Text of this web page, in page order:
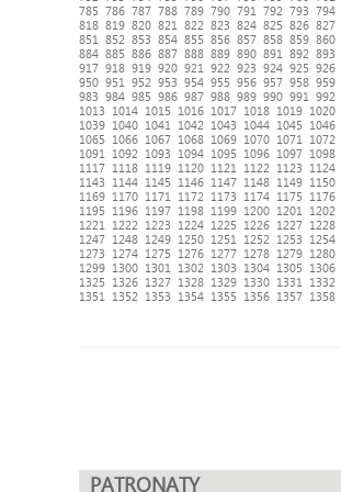
785 786 787 788 789 790 791 792 793 794
818 819 820 821 822 823 824 825 826 827
851
852 853 854 855 856 857 858 859 860
884 885 886 887 888 889 890 891 892 893
917 918 919 920 921 922 923 924 925 926
950 951 952 953 954 955 956 957 958 959
983 984 985 986 987 988 989 990 991 992
1013
1014 1015 1016 1017 1018 1019 1020
1039 1040 1041 1042 1043 1044 1045 1046
1065
1066 1067 1068 1069 1070 1071 1072
1091
1092 1093 1094 1095 1096 1097 1098
1117 1118 1119 1120 1121 1122 1123 1124
1143
1144 1145 1146 1147 1148 1149 1150
1169 1170 1171 1172 1173 1174 1175 1176
1195
1196 1197 1198 1199 1200 1201 1202
1221
1222 1223 1224 1225 1226 1227 1228
1247 1248 1249 1250 1251 1252 1253 1254
1273
1274 1275 1276 1277 1278 1279 1280
1299 1300 1301 1302 1303 1304 1305 1306
1325
1326 1327 1328 1329 1330 1331 1332
1351
1352 1353 1354 1355 1356 1357 1358
PATRONATY